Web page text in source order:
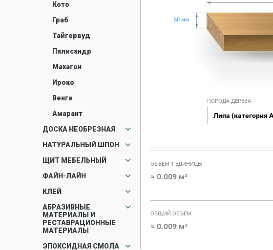
Кото
Граб
Тайгервуд
Палисандр
Махагон
Ироко
Венге
Амарант
ДОСКА НЕОБРЕЗНАЯ
НАТУРАЛЬНЫЙ ШПОН
ЩИТ МЕБЕЛЬНЫЙ
ФАЙН-ЛАЙН
КЛЕЙ
АБРАЗИВНЫЕ
МАТЕРИАЛЫ И
РЕСТАВРАЦИОННЫЕ
МАТЕРИАЛЫ
ЭПОКСИДНАЯ СМОЛА
50 мм
ПОРОДА ДЕРЕВА
Липа (категория
ОБЪЕМ 1 ЕДИНИЦЫ
≈ 0.009 м³
ОБЩИЙ ОБЪЕМ
≈ 0.009 м³